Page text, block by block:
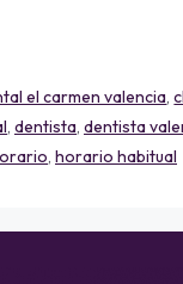
el carmen valencia,
, dentista, dentista
, horario habitual